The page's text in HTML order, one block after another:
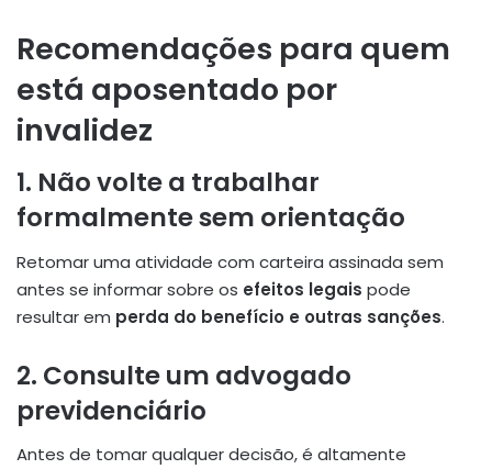
Recomendações para quem
está aposentado por
invalidez
1. Não volte a trabalhar
formalmente sem orientação
Retomar uma atividade com carteira assinada sem
antes se informar sobre os efeitos legais pode
resultar em perda do benefício e outras sanções.
2. Consulte um advogado
previdenciário
Antes de tomar qualquer decisão, é altamente